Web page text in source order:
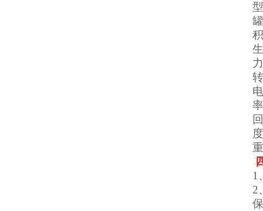
积
力
率
度
1
2